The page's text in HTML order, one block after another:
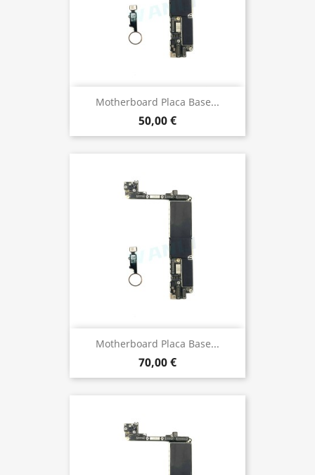
Motherboard Placa Base...
50,00 €
Motherboard Placa Base...
70,00 €